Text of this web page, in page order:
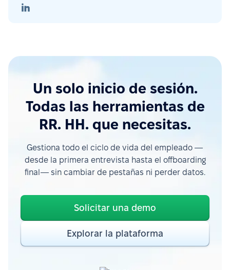
Un solo inicio de sesión.
Todas las herramientas de
RR. HH. que necesitas.
Gestiona todo el ciclo de vida del empleado —
desde la primera entrevista hasta el offboarding
final— sin cambiar de pestañas ni perder datos.
Solicitar una demo
Explorar la plataforma